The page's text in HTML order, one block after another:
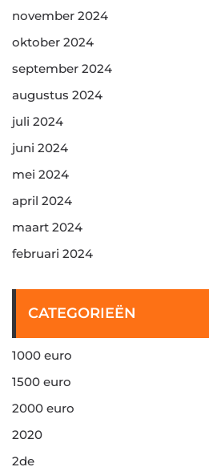
november 2024
oktober 2024
september 2024
augustus 2024
juli 2024
juni 2024
mei 2024
april 2024
maart 2024
februari 2024
CATEGORIEËN
1000 euro
1500 euro
2000 euro
2020
2de